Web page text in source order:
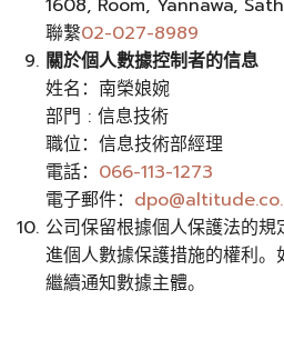
1608, Room, Yannawa,
聯繫02-027-8989
關於個人數據控制者的信息
姓名：南榮娘婉
部門 : 信息技術
職位：信息技術部經理
電話： 066-113-1273
電子郵件：
公司保留根據個人保護法的
進個人數據保護措施的權利
繼續通知數據主體。